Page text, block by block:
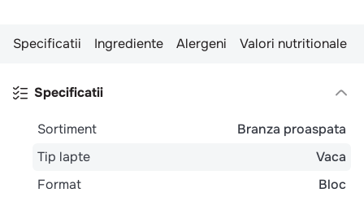
Specificatii Ingrediente Alergeni Valori nutritionale
Specificatii
Sortiment
Branza proaspata
Tip lapte
Vaca
Format
Bloc